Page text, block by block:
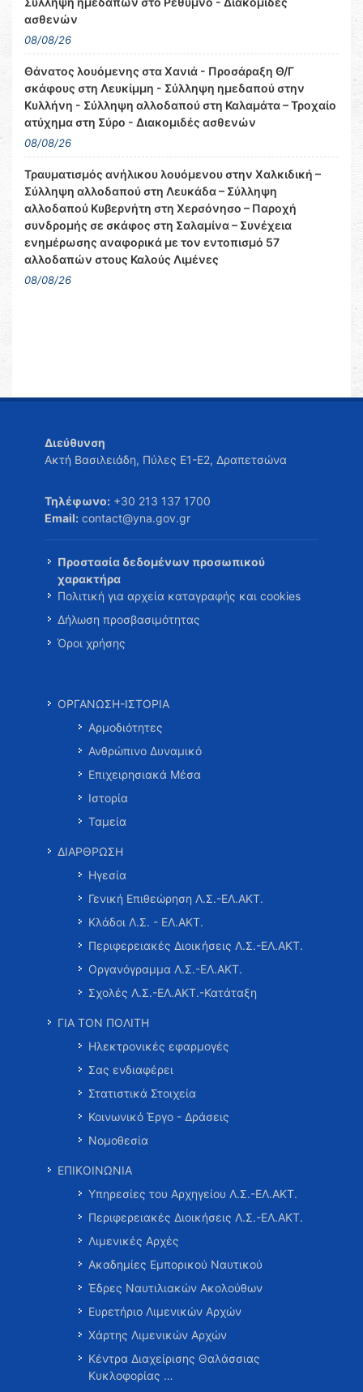
ασθενών
08/08/26
Θάνατος λουόμενης στα Χανιά - Προσάραξη Θ/Γ
σκάφους στη Λευκίμμη - Σύλληψη ημεδαπού στην
Κυλλήνη - Σύλληψη αλλοδαπού στη Καλαμάτα – Τροχαίο
ατύχημα στη Σύρο - Διακομιδές ασθενών
08/08/26
Τραυματισμός ανήλικου λουόμενου στην Χαλκιδική –
Σύλληψη αλλοδαπού στη Λευκάδα – Σύλληψη
αλλοδαπού Κυβερνήτη στη Χερσόνησο – Παροχή
συνδρομής σε σκάφος στη Σαλαμίνα – Συνέχεια
ενημέρωσης αναφορικά με τον εντοπισμό 57
αλλοδαπών στους Καλούς Λιμένες
08/08/26
Διεύθυνση
Ακτή Βασιλειάδη, Πύλες Ε1-Ε2, Δραπετσώνα
Τηλέφωνο: +30 213 137 1700
Email: contact@yna.gov.gr
Προστασία δεδομένων προσωπικού
χαρακτήρα
Πολιτική για αρχεία καταγραφής και cookies
Δήλωση προσβασιμότητας
Όροι χρήσης
ΟΡΓΑΝΩΣΗ-ΙΣΤΟΡΙΑ
Αρμοδιότητες
Ανθρώπινο Δυναμικό
Επιχειρησιακά Μέσα
Ιστορία
Ταμεία
ΔΙΑΡΘΡΩΣΗ
Ηγεσία
Γενική Επιθεώρηση Λ.Σ.-ΕΛ.ΑΚΤ.
Κλάδοι Λ.Σ. - ΕΛ.ΑΚΤ.
Περιφερειακές Διοικήσεις Λ.Σ.-ΕΛ.ΑΚΤ.
Οργανόγραμμα Λ.Σ.-ΕΛ.ΑΚΤ.
Σχολές Λ.Σ.-ΕΛ.ΑΚΤ.-Κατάταξη
ΓΙΑ ΤΟΝ ΠΟΛΙΤΗ
Ηλεκτρονικές εφαρμογές
Σας ενδιαφέρει
Στατιστικά Στοιχεία
Κοινωνικό Έργο - Δράσεις
Νομοθεσία
ΕΠΙΚΟΙΝΩΝΙΑ
Υπηρεσίες του Αρχηγείου Λ.Σ.-ΕΛ.ΑΚΤ.
Περιφερειακές Διοικήσεις Λ.Σ.-ΕΛ.ΑΚΤ.
Λιμενικές Αρχές
Ακαδημίες Εμπορικού Ναυτικού
Έδρες Ναυτιλιακών Ακολούθων
Ευρετήριο Λιμενικών Αρχών
Χάρτης Λιμενικών Αρχών
Κέντρα Διαχείρισης Θαλάσσιας
Κυκλοφορίας …